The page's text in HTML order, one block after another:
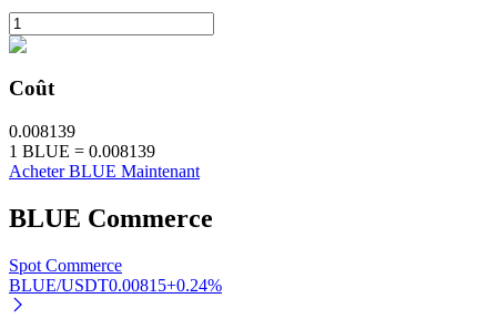
Investissement automobile
Coût
0.008139
1 BLUE = 0.008139
Acheter BLUE Maintenant
BLUE Commerce
Spot Commerce
BLUE/USDT0.00815+0.24%